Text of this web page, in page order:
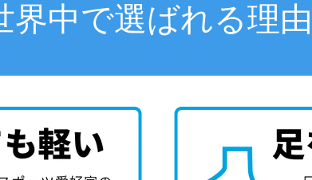
界中で選ばれる理由